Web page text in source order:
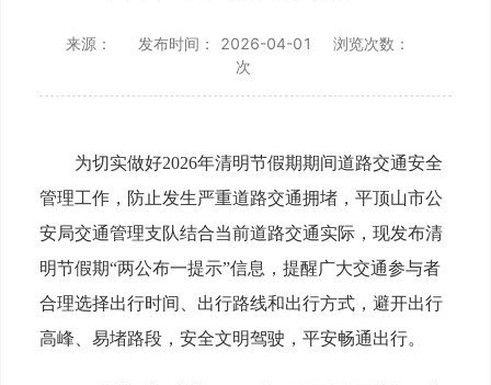
来源： 发布时间： 2026-04-01
浏览次数：
次
为切实做好2026年清明节假期期间道路交通安全
管理工作，防止发生严重道路交通拥堵，平顶山市公
安局交通管理支队结合当前道路交通实际，现发布清
明节假期“两公布一提示”信息，提醒广大交通参与者
合理选择出行时间、出行路线和出行方式，避开出行
高峰、易堵路段，安全文明驾驶，平安畅通出行。